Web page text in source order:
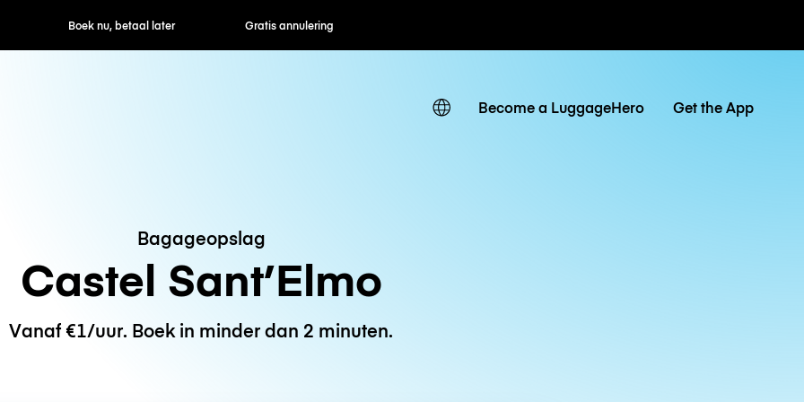
nu, betaal later Gratis annulering Uur- / dagtarieven
Become a LuggageHero Get the App
Bagageopslag
Castel Sant’Elmo
Vanaf €1/uur. Boek in minder dan 2 minuten.